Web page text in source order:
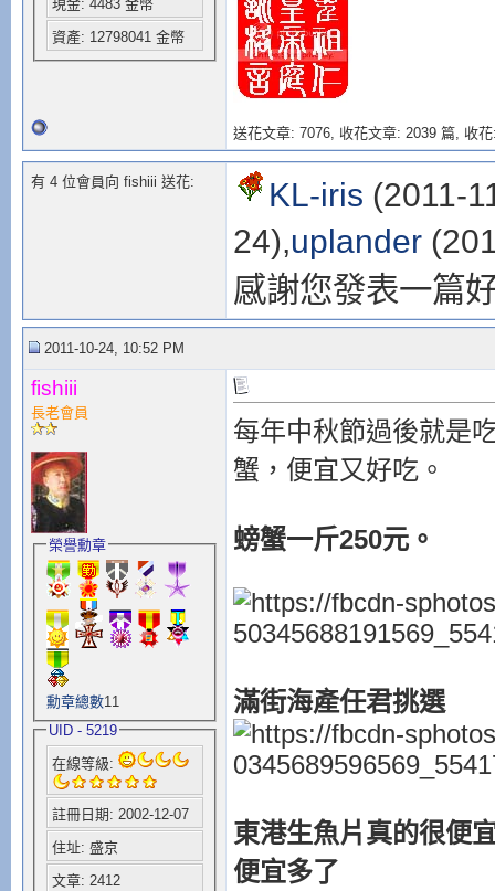
現金: 4483 金幣
資產: 12798041 金幣
送花文章: 7076, 收花文章: 2039 篇, 收
有 4 位會員向 fishiii 送花: KL-iris (2011-
24),uplander
感謝您發表一篇
2011-10-24, 10:52 PM
fishiii
長老會員
榮譽勳章
勳章總數11
UID - 5219
在線等級:
註冊日期: 2002-12-07
住址: 盛京
文章: 2412
每年中秋節過後就是
蟹，便宜又好吃。
螃蟹一斤250元。
滿街海產任君挑選
東港生魚片真的很便
便宜多了